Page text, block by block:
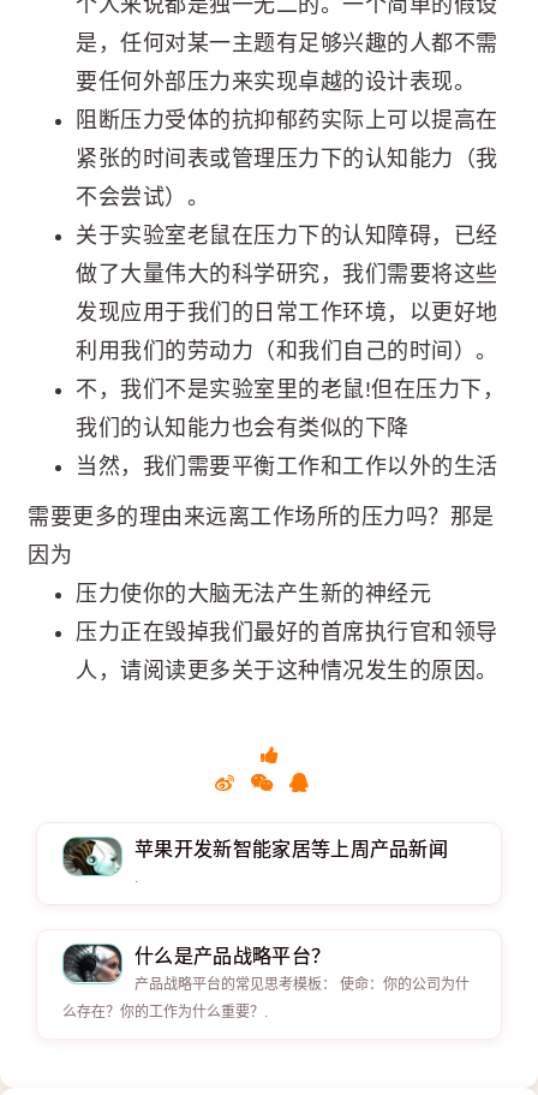
是，任何对某一主题有足够兴趣的人都不需
要任何外部压力来实现卓越的设计表现。
阻断压力受体的抗抑郁药实际上可以提高在
紧张的时间表或管理压力下的认知能力（我
不会尝试）。
关于实验室老鼠在压力下的认知障碍，已经
做了大量伟大的科学研究，我们需要将这些
发现应用于我们的日常工作环境，以更好地
利用我们的劳动力（和我们自己的时间）。
不，我们不是实验室里的老鼠!但在压力下，
我们的认知能力也会有类似的下降
当然，我们需要平衡工作和工作以外的生活
需要更多的理由来远离工作场所的压力吗？那是
因为
压力使你的大脑无法产生新的神经元
压力正在毁掉我们最好的首席执行官和领导
人，请阅读更多关于这种情况发生的原因。
苹果开发新智能家居等上周产品新闻
什么是产品战略平台？
产品战略平台的常见思考模板： 使命：你的公司为什
么存在？你的工作为什么重要？.